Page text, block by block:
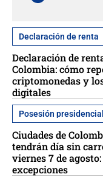
Declaración de renta
Declaración de
Colombia: cómo
criptomonedas y
digitales
Posesión presidencial
Ciudades de
tendrán día sin
viernes 7 de
excepciones